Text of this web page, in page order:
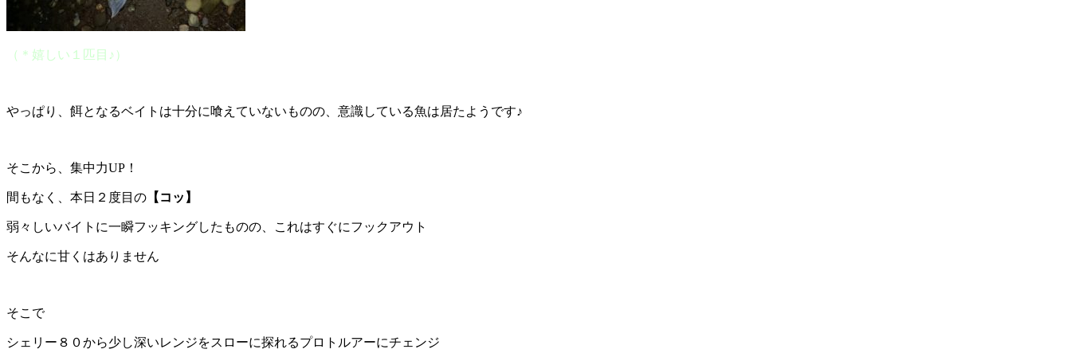
（＊嬉しい１匹目♪）
やっぱり、餌となるベイトは十分に喰えていないものの、意識している魚は居たようです♪
そこから、集中力UP！
間もなく、本日２度目の 【コッ】
弱々しいバイトに一瞬フッキングしたものの、これはすぐにフックアウト
そんなに甘くはありません
そこで
シェリー８０から少し深いレンジをスローに探れるプロトルアーにチェンジ